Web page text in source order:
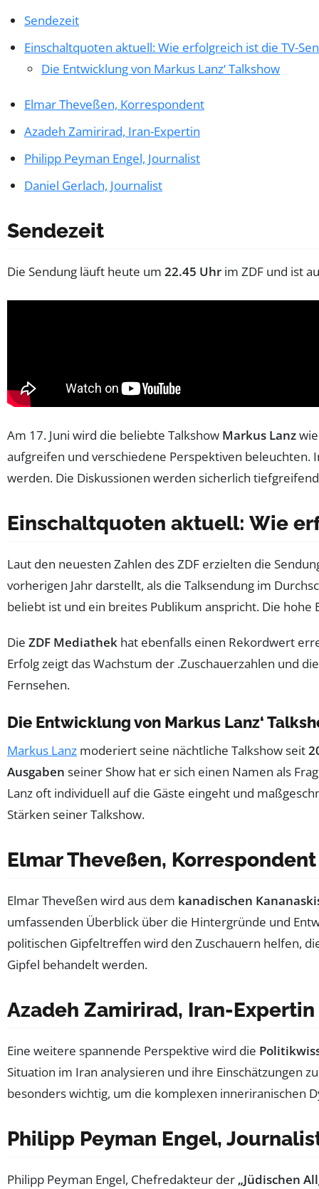
Sendezeit
Einschaltquoten aktuell: Wie erfolgreich ist die TV-
Die Entwicklung von Markus Lanz‘ Talkshow
Elmar Theveßen, Korrespondent
Azadeh Zamirirad, Iran-Expertin
Philipp Peyman Engel, Journalist
Daniel Gerlach, Journalist
Sendezeit
Die Sendung läuft heute um 22.45 Uhr im ZDF und ist
Am 17. Juni wird die beliebte Talkshow Markus Lanz
aufgreifen und verschiedene Perspektiven beleuchten.
werden. Die Diskussionen werden sicherlich
Einschaltquoten aktuell: Wie
Laut den neuesten Zahlen des ZDF erzielten die
vorherigen Jahr darstellt, als die Talksendung im
beliebt ist und ein breites Publikum anspricht. Die
Die ZDF Mediathek hat ebenfalls einen Rekordwert
Erfolg zeigt das Wachstum der .Zuschauerzahlen und
Fernsehen.
Die Entwicklung von Markus Lanz‘
Markus Lanz moderiert seine nächtliche Talkshow seit
Ausgaben seiner Show hat er sich einen Namen als
Lanz oft individuell auf die Gäste eingeht und
Stärken seiner Talkshow.
Elmar Theveßen, Korrespondent
Elmar Theveßen wird aus dem kanadischen
umfassenden Überblick über die Hintergründe und
politischen Gipfeltreffen wird den Zuschauern helfen,
Gipfel behandelt werden.
Azadeh Zamirirad, Iran-Expertin
Eine weitere spannende Perspektive wird die
Situation im Iran analysieren und ihre Einschätzungen
besonders wichtig, um die komplexen inneriranischen
Philipp Peyman Engel,
Philipp Peyman Engel, Chefredakteur der „Jüdischen